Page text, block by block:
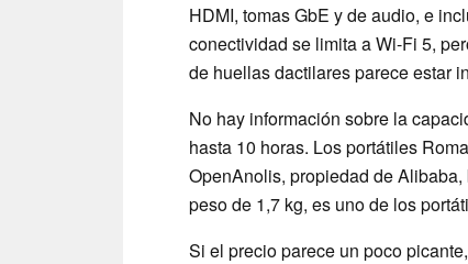
HDMI, tomas GbE y de audio, e
conectividad se limita a Wi-Fi 5,
de huellas dactilares parece estar
No hay información sobre la
hasta 10 horas. Los portátiles
OpenAnolis, propiedad de
peso de 1,7 kg, es uno de los
Si el precio parece un poco